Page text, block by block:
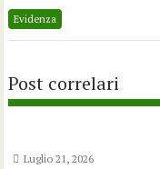
Evidenza
Post correlari
Luglio 21, 2026